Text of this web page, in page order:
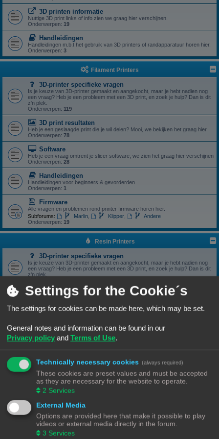
3D printen informatie
Nuttige 3D print links of info zien we graag hier verschijnen.
Onderwerpen: 19
Handleidingen
Handleidingen m.b.t het gebruik van 3D printers of randapparatuur horen hier.
Onderwerpen: 3
Filament Printers
3D-printer specifieke vragen
Is je keuze van 3D-printer gemaakt en aangekocht, maar je hebt nadien nog
een vraag? Heb je een probleem met een 3D print, en zoek je hulp? Dan is dit
z'n plek.
Onderwerpen: 119
3D print resultaten
Heb je een geslaagde print die je wil delen? Mooi, we bekijken het graag hier.
Onderwerpen: 78
Software
Heb je een vraag omtrent je slicer software, we zien het graag hier verschijnen
Onderwerpen: 28
Handleidingen
Handleidingen voor beginners & gevorderden
Onderwerpen: 1
Firmware
Alle vragen en problemen rond printer firmware horen hier.
Subforums:
Marlin Klipper
Andere
Onderwerpen: 19
Resin Printers
3D-printer specifieke vragen
Is je keuze van 3D-printer gemaakt en aangekocht, maar je hebt nadien nog
een vraag? Heb je een probleem met een 3D print, en zoek je hulp? Dan is dit
z'n plek.
3D print resultaten
Onderwerpen:6
Heb je een vraag omtrent je slicer software, we zien het graag hier
Onderwerpen:5
Handleidingen voor beginners & gevorderden
Zelfbouwprinters
Vragen rond de opbouw en het gebruik van een zelfbouw
printer horen hier.
Wil je zelf een printer bouwen, heb je er eentje gebouwd en zit je met een
vraag. Dan is dit z'n plek.
Onderwerpen:13
Onderdelen
Settings for the Cookie´s
The settings for cookies can be made here, which may be set.
General notes and information can be found in our
Privacy policy and Terms of Use.
Technically necessary cookies (always required)
These cookies are preset values and must be accepted
as they are necessary for the website to operate.
2 Services
External Media
Options are provided here that make it possible to play
videos or external media directly in the forum.
3 Services